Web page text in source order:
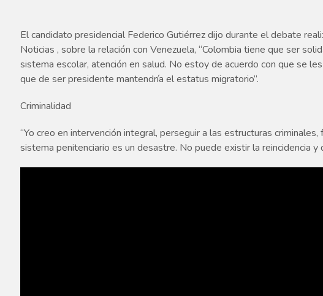
El candidato presidencial Federico Gutiérrez dijo durante el debate
Noticias , sobre la relación con Venezuela, “Colombia tiene que ser
sistema escolar, atención en salud. No estoy de acuerdo con que se
que de ser presidente mantendría el estatus migratorio”.
Criminalidad
“Yo creo en intervención integral, perseguir a las estructuras
sistema penitenciario es un desastre. No puede existir la reincidencia